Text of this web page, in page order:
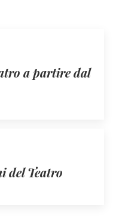
a partire dal
del Teatro